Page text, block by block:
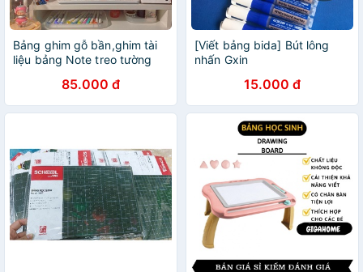
Bảng ghim gỗ bần,ghim tài
liệu bảng Note treo tường
tranh ảnh tặng kèm phụ kiện
85.000 đ
[Viết bảng bida] Bút lông
nhấn Gxin
15.000 đ